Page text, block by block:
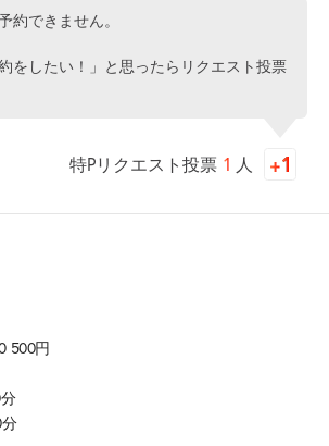
約できません。
をしたい！」と思ったらリクエスト投票
特Pリクエスト投票 1 人
500円